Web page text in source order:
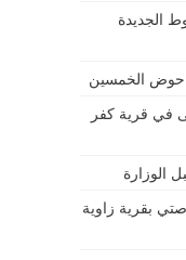
الجديدة
حوض الخمسين
في قرية كفر
الوزارة
بقرية زاوية